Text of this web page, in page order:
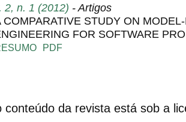
2, n. 1 (2012) - Artigos
COMPARATIVE STUDY ON
FOR SOFTWARE
PDF
conteúdo da revista está sob a